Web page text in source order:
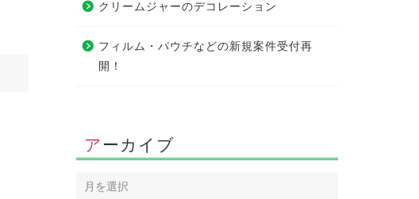
クリームジャーのデコレーション
フィルム・パウチなどの新規案件受付再
開！
アーカイブ